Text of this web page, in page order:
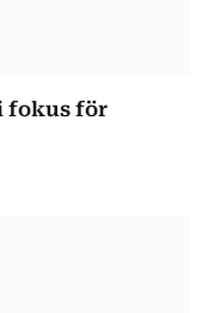
fokus för